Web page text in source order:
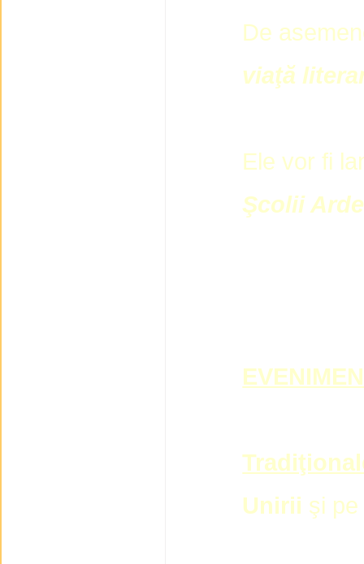
De
viaţă
Ele vor fi
Şcolii
Unirii şi